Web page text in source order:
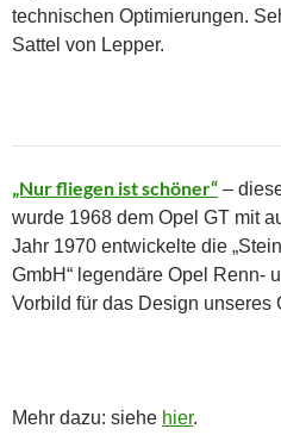
technischen Optimierungen.
Sattel von Lepper.
„Nur fliegen ist schöner“ –
wurde 1968 dem Opel GT mit
Jahr 1970 entwickelte die
GmbH“ legendäre Opel Renn-
Vorbild für das Design unseres
Mehr dazu: siehe hier.